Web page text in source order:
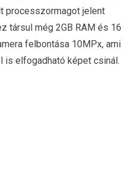
processzormagot jelent
társul még 2GB RAM és 16
felbontása 10MPx, ami
is elfogadható képet csinál.